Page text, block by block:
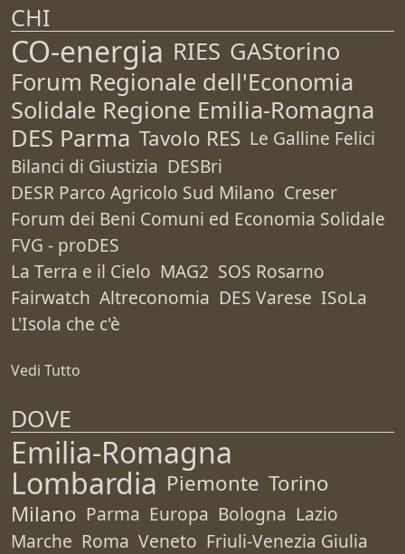
CHI
CO-energia RIES GAStorino
Forum Regionale dell'Economia
Solidale Regione Emilia-Romagna
DES Parma Tavolo RES Le Galline Felici
Bilanci di Giustizia DESBri
DESR Parco Agricolo Sud Milano Creser
Forum dei Beni Comuni ed Economia Solidale
FVG - proDES
La Terra e il Cielo MAG2 SOS Rosarno
Fairwatch Altreconomia DES Varese ISoLa
L'Isola che c'è
Vedi Tutto
DOVE
Emilia-Romagna
Lombardia Piemonte Torino
Milano Parma Europa Bologna Lazio
Marche Roma Veneto Friuli-Venezia Giulia